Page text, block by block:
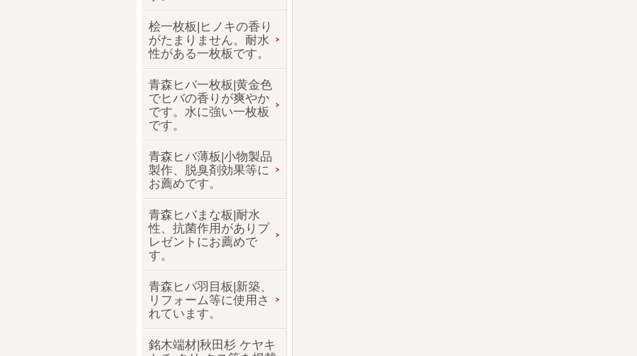
桧一枚板|ヒノキの香り
がたまりません。耐水
性がある一枚板です。
青森ヒバ一枚板|黄金色
でヒバの香りが爽やか
です。水に強い一枚板
です。
青森ヒバ薄板|小物製品
製作、脱臭剤効果等に
お薦めです。
青森ヒバまな板|耐水
性、抗菌作用がありプ
レゼントにお薦めで
す。
青森ヒバ羽目板|新築、
リフォーム等に使用さ
れています。
銘木端材|秋田杉 ケヤキ